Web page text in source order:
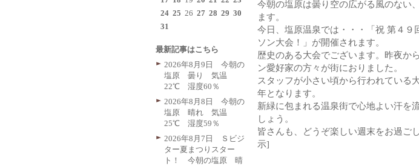
今朝の塩原は曇り空の広がる風のない
ます。
今日、塩原温泉では・・・「祝 第４９
ソン大会！」が開催されます。
歴史のある大会でございます。昨夜か
ン愛好家の方々が街におりました。
スタッフが小さい頃から行われている
年となります。
新緑に包まれる温泉街で心地よい汗を
しょう。
皆さんも、どうぞ楽しい週末をお過ご
示]
24 25 26 27 28 29 30
31
最新記事はこちら
2026年8月9日 今朝の
塩原 曇り 気温
22℃ 湿度60％
2026年8月8日 今朝の
塩原 晴れ 気温
25℃ 湿度59％
2026年8月7日 Ｓビジ
ター夏まつりスター
ト！ 今朝の塩原 晴